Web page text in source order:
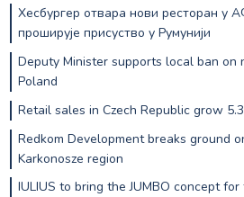
Хесбургер отвара нови ресторан у
проширује присуство у Румунији
Deputy Minister supports local ban on
Poland
Retail sales in Czech Republic grow
Redkom Development breaks ground
Karkonosze region
IULIUS to bring the JUMBO concept